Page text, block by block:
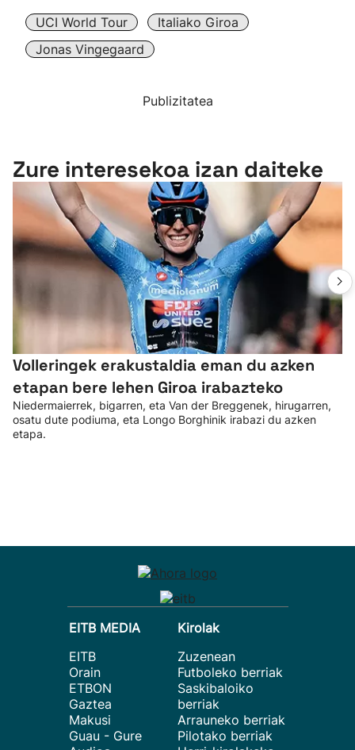
UCI World Tour
Italiako Giroa
Jonas Vingegaard
Publizitatea
Zure interesekoa izan daiteke
Volleringek erakustaldia eman du azken
etapan bere lehen Giroa irabazteko
Niedermaierrek, bigarren, eta Van der Breggenek, hirugarren,
osatu dute podiuma, eta Longo Borghinik irabazi du azken
etapa.
EITB MEDIA
EITB
Orain
ETBON
Gaztea
Makusi
Guau - Gure
Kirolak
Zuzenean
Futboleko berriak
Saskibaloiko
berriak
Arrauneko berriak
Pilotako berriak